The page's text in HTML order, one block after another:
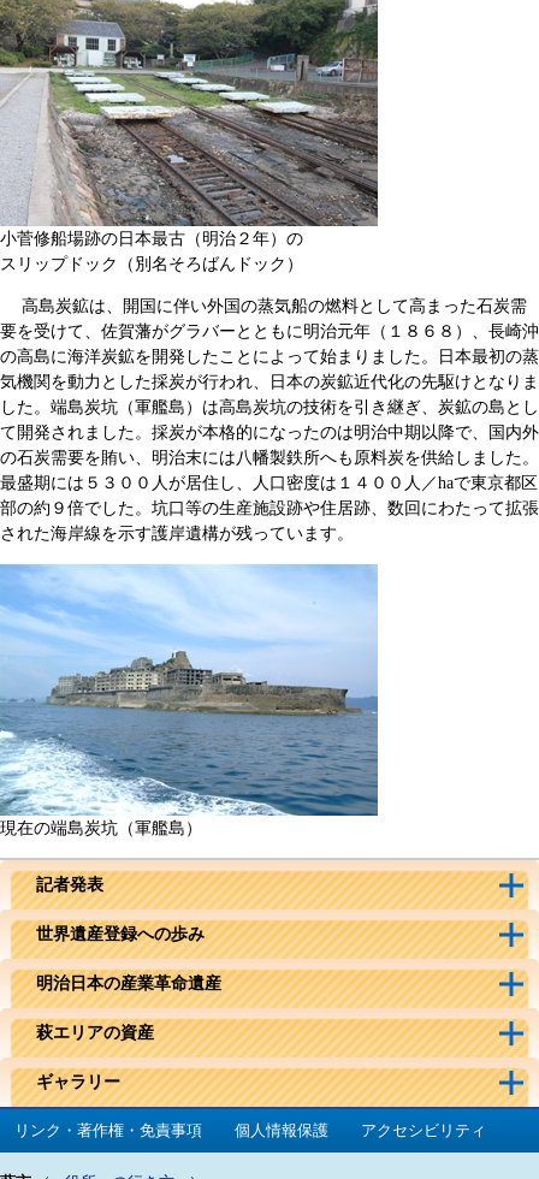
小菅修船場跡の日本最古（明治２年）の
スリップドック（別名そろばんドック）
高島炭鉱は、開国に伴い外国の蒸気船の燃料として高まった石炭需
要を受けて、佐賀藩がグラバーとともに明治元年（１８６８）、長崎沖
の高島に海洋炭鉱を開発したことによって始まりました。日本最初の蒸
気機関を動力とした採炭が行われ、日本の炭鉱近代化の先駆けとなりま
した。端島炭坑（軍艦島）は高島炭坑の技術を引き継ぎ、炭鉱の島とし
て開発されました。採炭が本格的になったのは明治中期以降で、国内外
の石炭需要を賄い、明治末には八幡製鉄所へも原料炭を供給しました。
最盛期には５３００人が居住し、人口密度は１４００人／haで東京都区
部の約９倍でした。坑口等の生産施設跡や住居跡、数回にわたって拡張
された海岸線を示す護岸遺構が残っています。
現在の端島炭坑（軍艦島）
記者発表
世界遺産登録への歩み
明治日本の産業革命遺産
萩エリアの資産
ギャラリー
リンク・著作権・免責事項 個人情報保護 アクセシビリティ